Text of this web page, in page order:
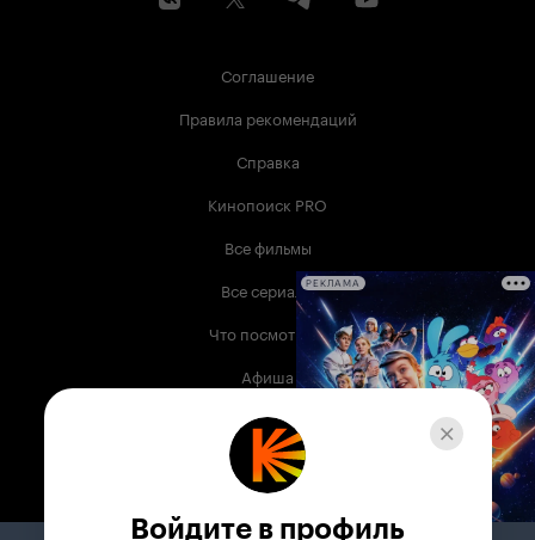
Соглашение
Правила рекомендаций
Справка
Кинопоиск PRO
Все фильмы
Все сериалы
Что посмотреть
Афиша
Музыка
Телепрограмма
РЕКЛАМА
Войдите в профиль